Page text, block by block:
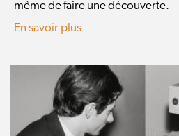
même de faire une découverte.
En savoir plus